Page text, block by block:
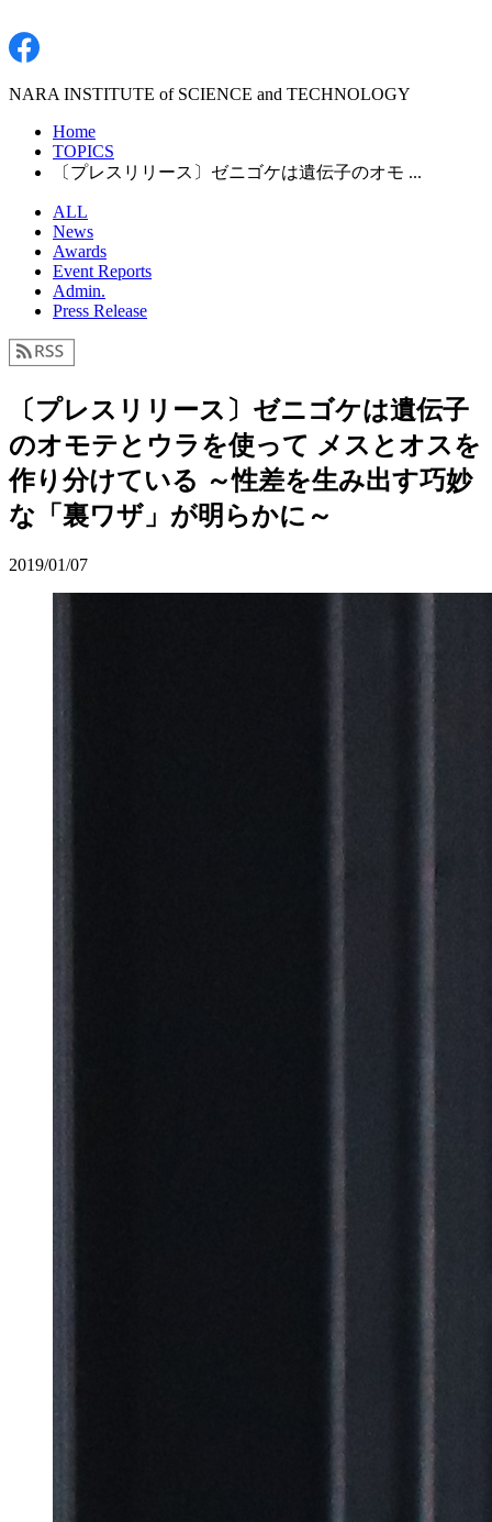
NARA INSTITUTE of SCIENCE and TECHNOLOGY
Home
TOPICS
〔プレスリリース〕ゼニゴケは遺伝子のオモ ...
ALL
News
Awards
Event Reports
Admin.
Press Release
〔プレスリリース〕ゼニゴケは遺伝子
のオモテとウラを使って メスとオスを
作り分けている ～性差を生み出す巧妙
な「裏ワザ」が明らかに～
2019/01/07